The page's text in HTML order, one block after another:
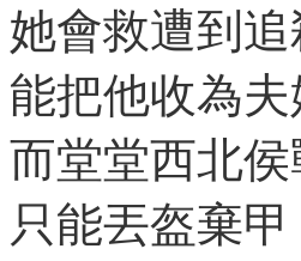
她會救遭到
能把他收為夫
而堂堂西北
只能丟盔棄甲